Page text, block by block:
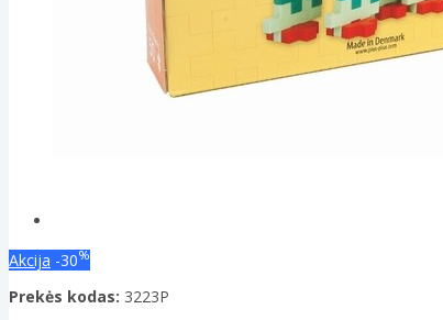
Akcija -30%
Prekės kodas: 3223P